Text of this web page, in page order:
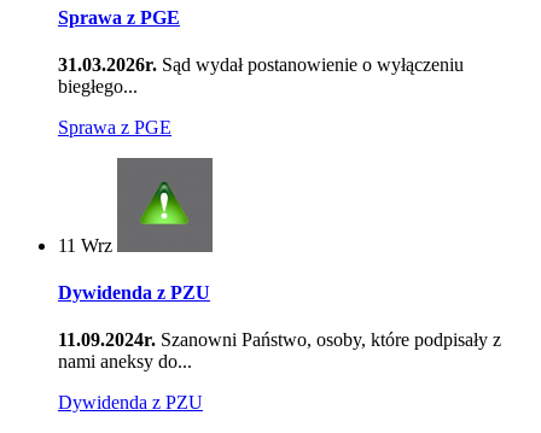
Sprawa z PGE
31.03.2026r. Sąd wydał postanowienie o wyłączeniu
biegłego...
Sprawa z PGE
11 Wrz
Dywidenda z PZU
11.09.2024r. Szanowni Państwo, osoby, które podpisały z
nami aneksy do...
Dywidenda z PZU